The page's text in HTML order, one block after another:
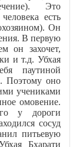
Это
есть
Он
В первую
он захочет,
и т.д. Убхая
паутиной
Поэтому оно
учениками
омовение.
у дороги
сосуд
питьевую
Бхарати